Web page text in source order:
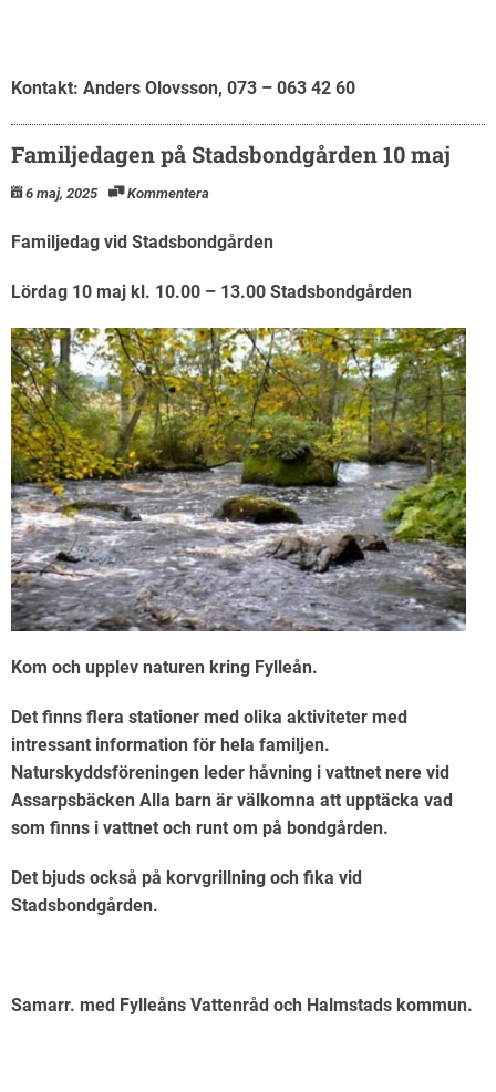
Kontakt: Anders Olovsson, 073 – 063 42 60
Familjedagen på Stadsbondgården 10 maj
6 maj, 2025 Kommentera
Familjedag vid Stadsbondgården
Lördag 10 maj kl. 10.00 – 13.00 Stadsbondgården
Kom och upplev naturen kring Fylleån.
Det finns flera stationer med olika aktiviteter med
intressant information för hela familjen.
Naturskyddsföreningen leder håvning i vattnet nere vid
Assarpsbäcken Alla barn är välkomna att upptäcka vad
som finns i vattnet och runt om på bondgården.
Det bjuds också på korvgrillning och fika vid
Stadsbondgården.
Samarr. med Fylleåns Vattenråd och Halmstads kommun.